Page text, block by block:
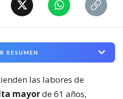
RESUMEN
las labores de
mayorde 61 años,